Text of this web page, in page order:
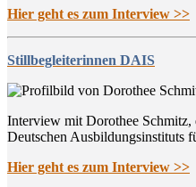
Hier geht es zum Interview >>
Stillbegleiterinnen DAIS
Interview mit Dorothee Schmitz,
Deutschen Ausbildungsinstituts
Hier geht es zum Interview >>